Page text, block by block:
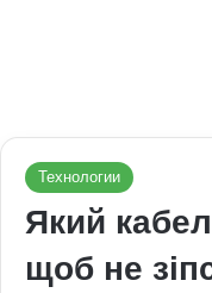
Технологии
Який
щоб не